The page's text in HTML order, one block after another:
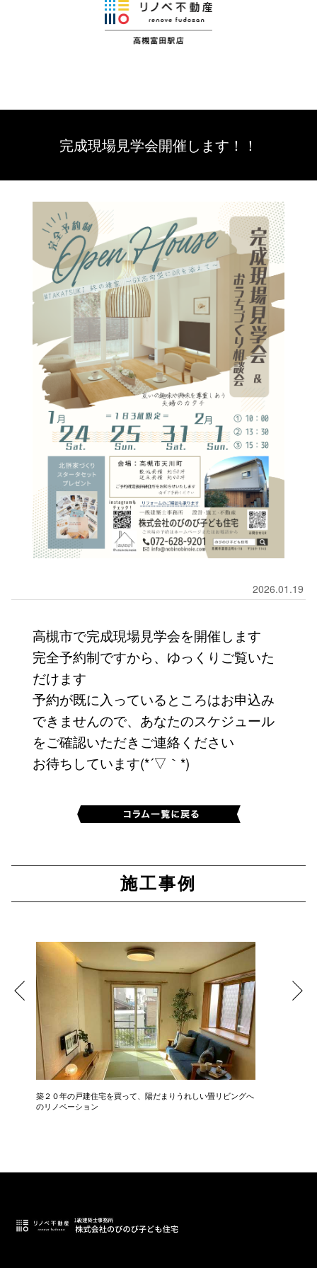
完成現場見学会開催します！！
2026.01.19
高槻市で完成現場見学会を開催します
完全予約制ですから、ゆっくりご覧いた
だけます
予約が既に入っているところはお申込み
できませんので、あなたのスケジュール
をご確認いただきご連絡ください
お待ちしています(*´▽｀*)
施工事例
築２０年の戸建住宅を買って、陽だまりうれしい畳リビングへ
のリノベーション